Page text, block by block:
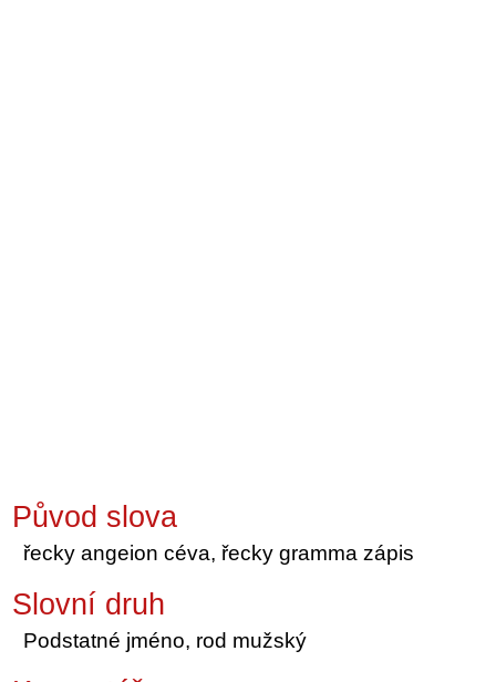
Původ slova
řecky angeion céva, řecky gramma zápis
Slovní druh
Podstatné jméno, rod mužský